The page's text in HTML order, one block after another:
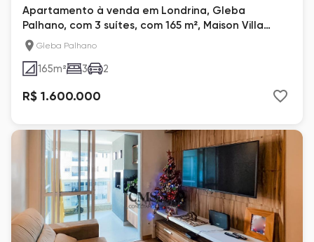
Apartamento à venda em Londrina, Gleba
Palhano, com 3 suítes, com 165 m², Maison Villa
Lobos
Gleba Palhano
165m² 3 2
R$ 1.600.000